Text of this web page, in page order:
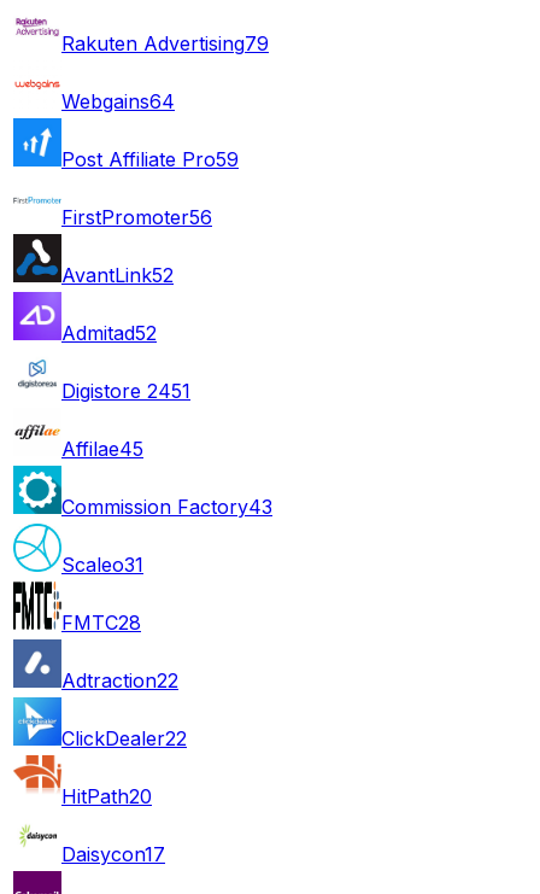
Rakuten Advertising79
Webgains64
Post Affiliate Pro59
FirstPromoter56
AvantLink52
Admitad52
Digistore 2451
Affilae45
Commission Factory43
Scaleo31
FMTC28
Adtraction22
ClickDealer22
HitPath20
Daisycon17